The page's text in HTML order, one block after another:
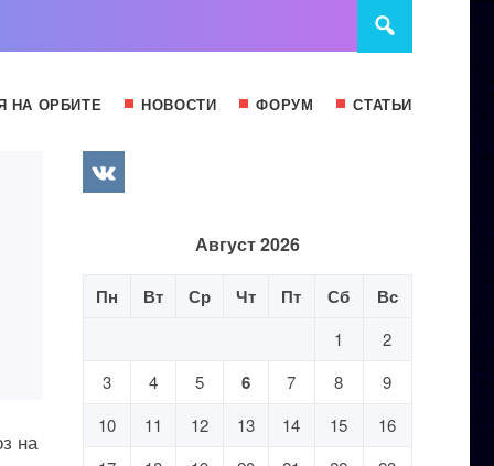
НА ОРБИТЕ НОВОСТИ ФОРУМ СТАТЬИ
на
Август 2026
Пн Вт Ср Чт Пт Сб Вс
1
2
3
4 5 6 7 8
9
10
11 12 13 14 15
16